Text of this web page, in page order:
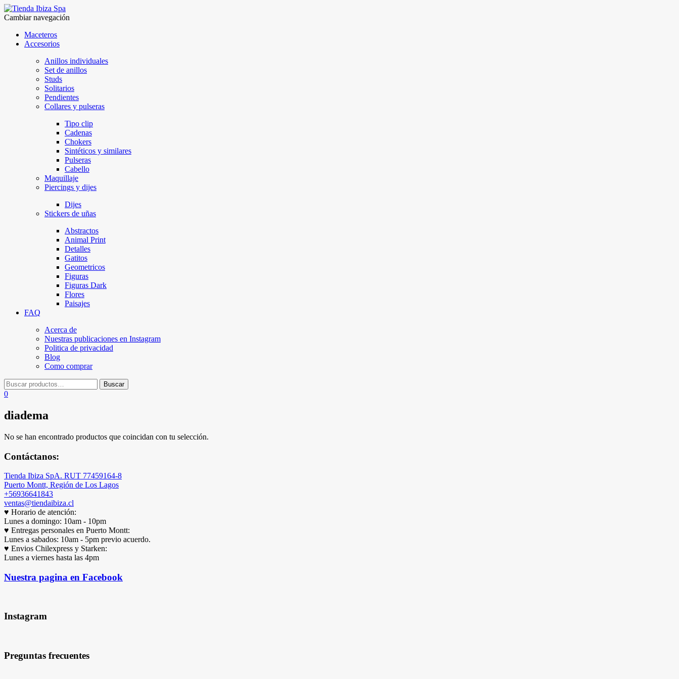
Cambiar navegación
Maceteros
Accesorios
Anillos individuales
Set de anillos
Studs
Solitarios
Pendientes
Collares y pulseras
Tipo clip
Cadenas
Chokers
Sintéticos y similares
Pulseras
Cabello
Maquillaje
Piercings y dijes
Dijes
Stickers de uñas
Abstractos
Animal Print
Detalles
Gatitos
Geometricos
Figuras
Figuras Dark
Flores
Paisajes
FAQ
Acerca de
Nuestras publicaciones en Instagram
Politica de privacidad
Blog
Como comprar
0
diadema
No se han encontrado productos que coincidan con tu selección.
Contáctanos:
Tienda Ibiza SpA. RUT 77459164-8
Puerto Montt, Región de Los Lagos
+56936641843
ventas@tiendaibiza.cl
♥ Horario de atención:
Lunes a domingo: 10am - 10pm
♥ Entregas personales en Puerto Montt:
Lunes a sabados: 10am - 5pm previo acuerdo.
♥ Envios Chilexpress y Starken:
Lunes a viernes hasta las 4pm
Nuestra pagina en Facebook
Instagram
Preguntas frecuentes